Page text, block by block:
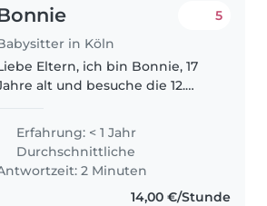
in Köln
5
Eltern, ich bin Bonnie, 17
alt und besuche die 12.
meinen vorherigen
Babysitterjob sowie ein
dreiwöchiges Praktikum im
konnte..
Erfahrung: < 1 Jahr
Durchschnittliche
2 Minuten
14,00 €/Stunde